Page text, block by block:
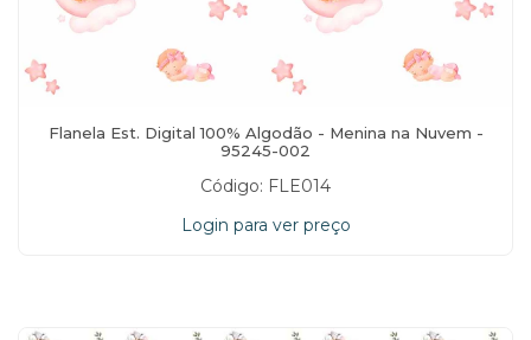
Flanela Est. Digital 100% Algodão - Menina na Nuvem -
95245-002
Código: FLE014
Login para ver preço